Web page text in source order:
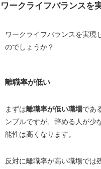
ワークライフバランスを
ワークライフバランスを実現
のでしょうか？
離職率が低い
まずは離職率が低い職場であ
ンプルですが、辞める人が少
能性は高くなります。
反対に離職率が高い職場では